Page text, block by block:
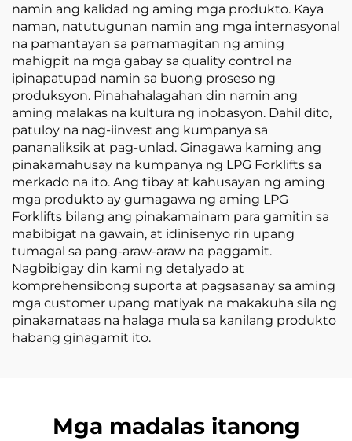
namin ang kalidad ng aming mga produkto. Kaya
naman, natutugunan namin ang mga internasyonal
na pamantayan sa pamamagitan ng aming
mahigpit na mga gabay sa quality control na
ipinapatupad namin sa buong proseso ng
produksyon. Pinahahalagahan din namin ang
aming malakas na kultura ng inobasyon. Dahil dito,
patuloy na nag-iinvest ang kumpanya sa
pananaliksik at pag-unlad. Ginagawa kaming ang
pinakamahusay na kumpanya ng LPG Forklifts sa
merkado na ito. Ang tibay at kahusayan ng aming
mga produkto ay gumagawa ng aming LPG
Forklifts bilang ang pinakamainam para gamitin sa
mabibigat na gawain, at idinisenyo rin upang
tumagal sa pang-araw-araw na paggamit.
Nagbibigay din kami ng detalyado at
komprehensibong suporta at pagsasanay sa aming
mga customer upang matiyak na makakuha sila ng
pinakamataas na halaga mula sa kanilang produkto
habang ginagamit ito.
Mga madalas itanong